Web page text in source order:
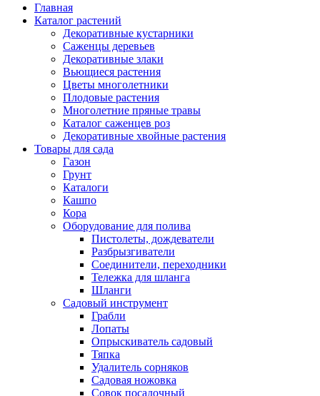
Главная
Каталог растений
Декоративные кустарники
Саженцы деревьев
Декоративные злаки
Вьющиеся растения
Цветы многолетники
Плодовые растения
Многолетние пряные травы
Каталог саженцев роз
Декоративные хвойные растения
Товары для сада
Газон
Грунт
Каталоги
Кашпо
Кора
Оборудование для полива
Пистолеты, дождеватели
Разбрызгиватели
Соединители, переходники
Тележка для шланга
Шланги
Садовый инструмент
Грабли
Лопаты
Опрыскиватель садовый
Тяпка
Удалитель сорняков
Садовая ножовка
Совок посадочный